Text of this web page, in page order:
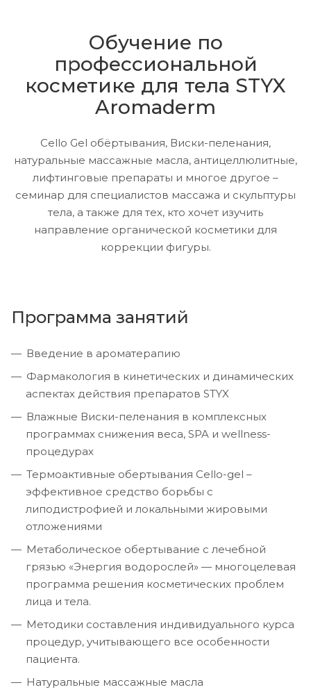
Обучение по
профессиональной
косметике для тела STYX
Aromaderm
Cello Gel обёртывания, Виски-пеленания,
натуральные массажные масла, антицеллюлитные,
лифтинговые препараты и многое другое –
семинар для специалистов массажа и скульптуры
тела, а также для тех, кто хочет изучить
направление органической косметики для
коррекции фигуры.
Программа занятий
Введение в ароматерапию
Фармакология в кинетических и динамических
аспектах действия препаратов STYX
Влажные Виски-пеленания в комплексных
программах снижения веса, SPA и wellness-
процедурах
Термоактивные обертывания Cello-gel –
эффективное средство борьбы с
липодистрофией и локальными жировыми
отложениями
Метаболическое обертывание с лечебной
грязью «Энергия водорослей» — многоцелевая
программа решения косметических проблем
лица и тела.
Методики составления индивидуального курса
процедур, учитывающего все особенности
пациента.
Натуральные массажные масла